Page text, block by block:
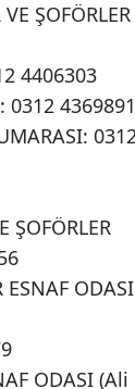
ŞOFÖRLER
4406303
0312 4369891
ŞOFÖRLER
ESNAF ODASI
ODASI (Ali